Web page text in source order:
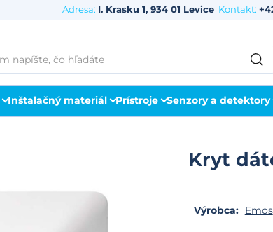
Adresa: I. Krasku 1, 934 01 Levice Kontakt:
Inštalačný materiál Prístroje Senzory a detektory
Kryt
Výrobca: Emos